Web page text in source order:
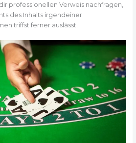
professionellen Verweis nachfragen,
des Inhalts irgendeiner
triffst ferner auslässt.